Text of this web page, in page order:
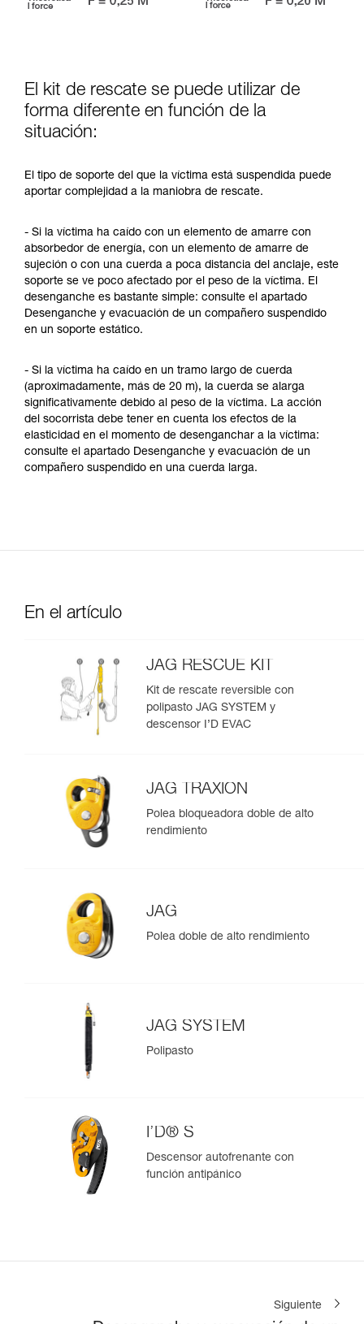
El kit de rescate se puede utilizar de
forma diferente en función de la
situación:
El tipo de soporte del que la víctima está suspendida puede
aportar complejidad a la maniobra de rescate.
- Si la víctima ha caído con un elemento de amarre con
absorbedor de energía, con un elemento de amarre de
sujeción o con una cuerda a poca distancia del anclaje, este
soporte se ve poco afectado por el peso de la víctima. El
desenganche es bastante simple: consulte el apartado
Desenganche y evacuación de un compañero suspendido
en un soporte estático.
- Si la víctima ha caído en un tramo largo de cuerda
(aproximadamente, más de 20 m), la cuerda se alarga
significativamente debido al peso de la víctima. La acción
del socorrista debe tener en cuenta los efectos de la
elasticidad en el momento de desenganchar a la víctima:
consulte el apartado Desenganche y evacuación de un
compañero suspendido en una cuerda larga.
En el artículo
JAG RESCUE KIT
Kit de rescate reversible con
polipasto JAG SYSTEM y
descensor I’D EVAC
JAG TRAXION
Polea bloqueadora doble de alto
rendimiento
JAG
Polea doble de alto rendimiento
JAG SYSTEM
Polipasto
I’D® S
Descensor autofrenante con
función antipánico
Siguiente